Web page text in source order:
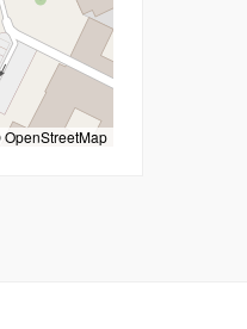
OpenStreetMap